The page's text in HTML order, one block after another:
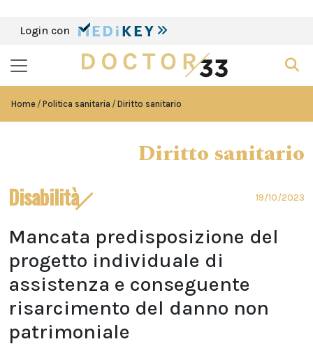
Login con
Home Politica sanitaria Diritto sanitario
Diritto sanitario
Disabilità 19/10/2023
Mancata predisposizione del
progetto individuale di
assistenza e conseguente
risarcimento del danno non
patrimoniale